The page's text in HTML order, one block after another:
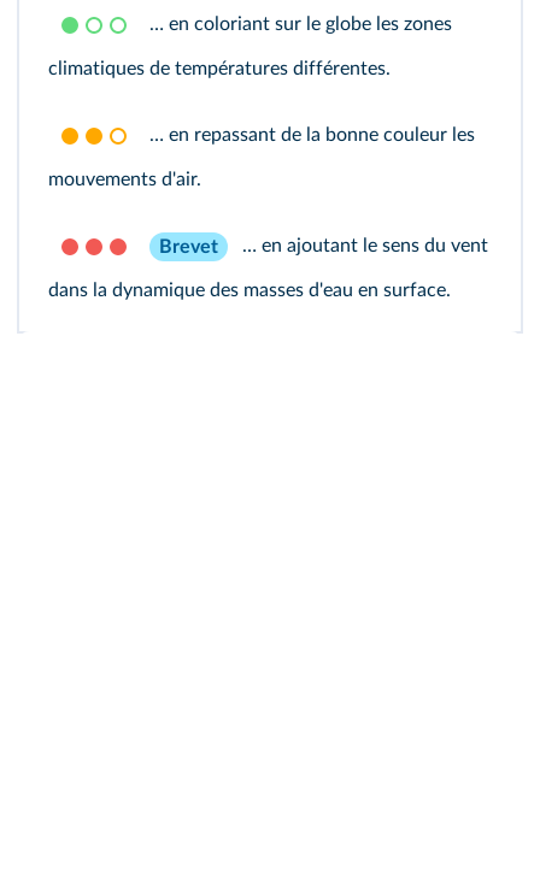
Genially
Accéder au module
… en coloriant sur le globe les zones
climatiques de températures différentes.
… en repassant de la bonne couleur les
mouvements d'air.
Brevet … en ajoutant le sens du vent
dans la dynamique des masses d'eau en surface.